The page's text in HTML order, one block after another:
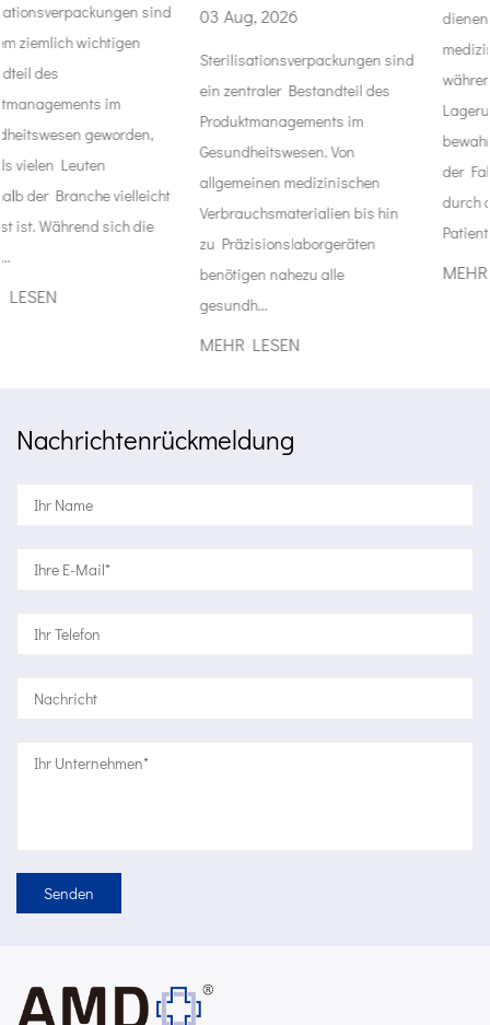
03 Aug, 2026
Sterilisationsverpackungen sind
ein zentraler Bestandteil des
allgemeinen medizinischen
Verbrauchsmaterialien bis hin
zu Präzisionslaborgeräten
gesundh...
dienen nicht nur dazu,
medizinische Hilfsgüter
während des Versands oder der
Lagerung aufzubewahren. Es
bewahrt die Gegenstände von
der Fabrik bis zur Öffnung
durch das Personal zur
Patienten...
MEHR LESEN
Nachrichtenrückmeldung